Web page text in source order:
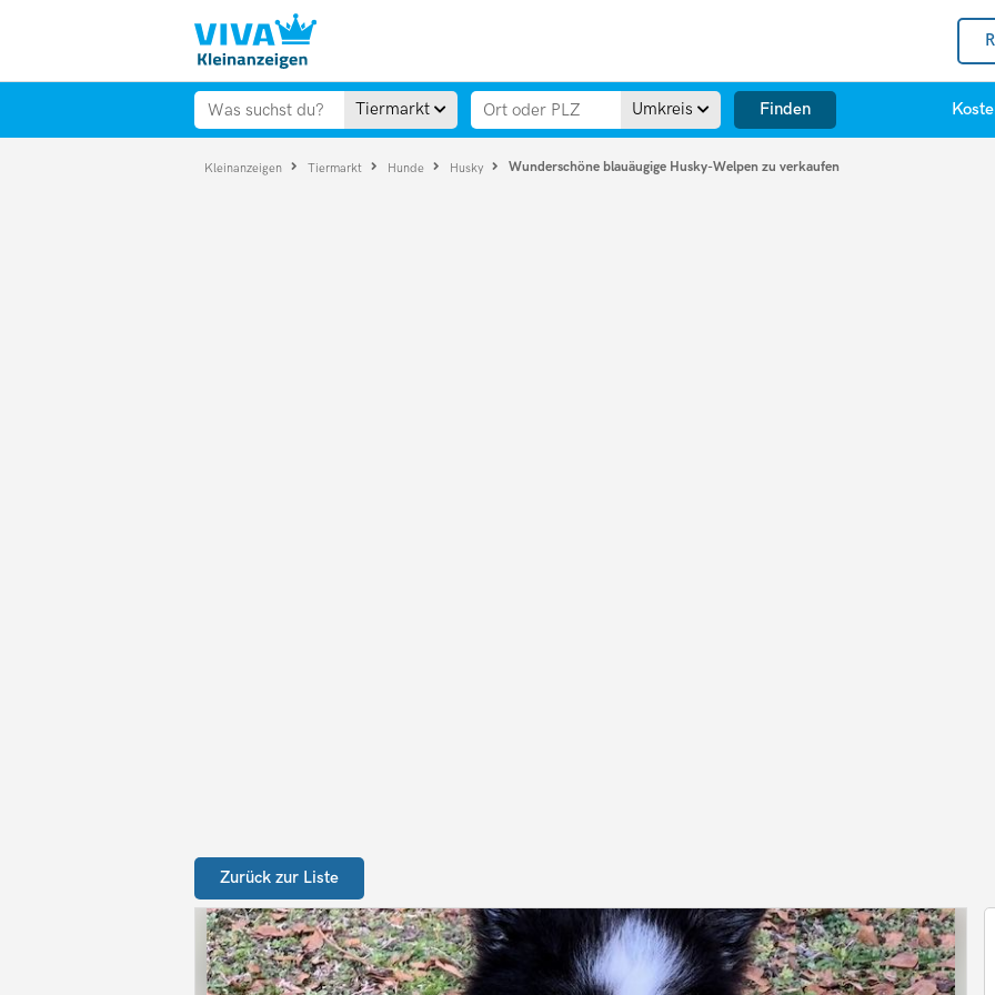
Tiermarkt Umkreis Finden
Kleinanzeigen Tiermarkt Hunde Husky Wunderschöne blauäugige Husky-Welpen zu verkaufen
Zurück zur Liste